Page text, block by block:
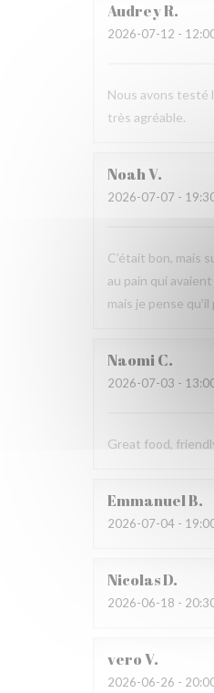
AudreyR
2026-07-12 -
Nous avons testé
très agréable.
NoahV
2026-07-07 -
C’était bon, mais
au pain qui
mais je pense qu’il
NaomiC
2026-07-03 -
Great food,
EmmanuelB
2026-07-04 -
NicolasD
2026-06-18 -
veroV
2026-06-26 -